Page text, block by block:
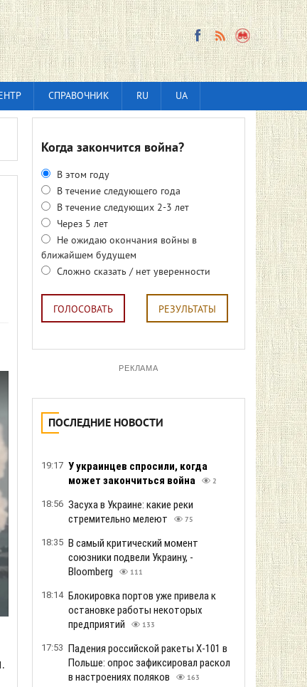
СПРАВОЧНИК RU UA
Когда закончится война?
В этом году
В течение следующего года
В течение следующих 2-3 лет
Через 5 лет
Не ожидаю окончания войны в
ближайшем будущем
Сложно сказать / нет уверенности
ГОЛОСОВАТЬ РЕЗУЛЬТАТЫ
РЕКЛАМА
ПОСЛЕДНИЕ НОВОСТИ
19:17 У украинцев спросили, когда
может закончиться война
2
18:56 Засуха в Украине: какие реки
стремительно мелеют
75
18:35 В самый критический момент
союзники подвели Украину, -
Bloomberg
111
18:14 Блокировка портов уже привела к
остановке работы некоторых
предприятий
133
17:53 Падения российской ракеты Х-101 в
Польше: опрос зафиксировал раскол
в настроениях поляков
163